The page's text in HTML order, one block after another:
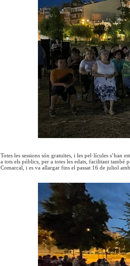
Totes les sessions són gratuïtes, i les pel·lícules
a tots els públics, per a totes les edats, facilitant
Comarcal, i es va allargar fins el passat 16 de juliol